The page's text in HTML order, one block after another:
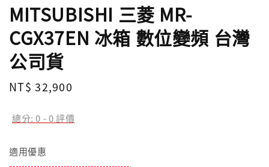
MITSUBISHI 三菱 MR-
CGX37EN 冰箱 數位變頻 台灣
公司貨
Regular
NT$ 32,900
總分:0 -0評價
適用優惠